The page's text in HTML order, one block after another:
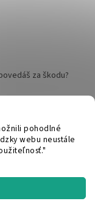
pohodlné
webu neustále
Praktický
DOPRAVA
za škodu?
dokonalým
cookies